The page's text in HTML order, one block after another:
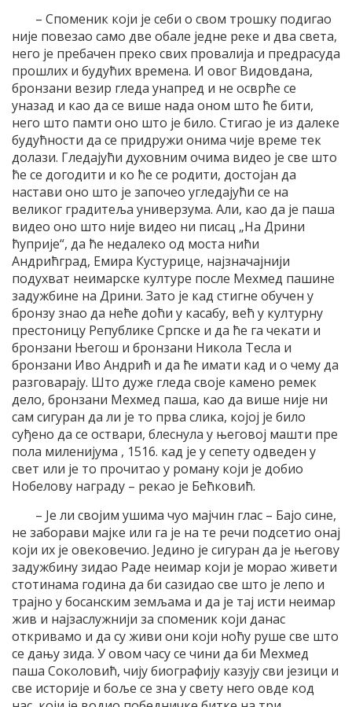
– Споменик који је себи о свом трошку подигао
није повезао само две обале једне реке и два света,
него је пребачен преко свих провалија и предрасуда
прошлих и будућих времена. И овог Видовдана,
бронзани везир гледа унапред и не осврће се
уназад и као да се више нада оном што ће бити,
него што памти оно што је било. Стигао је из далеке
будућности да се придружи онима чије време тек
долази. Гледајући духовним очима видео је све што
ће се догодити и ко ће се родити, достојан да
настави оно што је започео угледајући се на
великог градитеља универзума. Али, као да је паша
видео оно што није видео ни писац „На Дрини
ћуприје“, да ће недалеко од моста нићи
Андрићград, Емира Кустурице, најзначајнији
подухват неимарске културе после Мехмед пашине
задужбине на Дрини. Зато је кад стигне обучен у
бронзу знао да неће доћи у касабу, већ у културну
престоницу Републике Српске и да ће га чекати и
бронзани Његош и бронзани Никола Тесла и
бронзани Иво Андрић и да ће имати кад и о чему да
разговарају. Што дуже гледа своје камено ремек
дело, бронзани Мехмед паша, као да више није ни
сам сигуран да ли је то прва слика, којој је било
суђено да се оствари, блеснула у његовој машти пре
пола миленијума , 1516. кад је у сепету одведен у
свет или је то прочитао у роману који је добио
Нобелову награду – рекао је Бећковић.
– Је ли својим ушима чуо мајчин глас – Бајо сине,
не заборави мајке или га је на те речи подсетио онај
који их је овековечио. Једино је сигуран да је његову
задужбину зидао Раде неимар који је морао живети
стотинама година да би сазидао све што је лепо и
трајно у босанским земљама и да је тај исти неимар
жив и најзаслужнији за споменик који данас
откривамо и да су живи они који ноћу руше све што
се дању зида. У овом часу се чини да би Мехмед
паша Соколовић, чију биографију казују сви језици и
све историје и боље се зна у свету него овде код